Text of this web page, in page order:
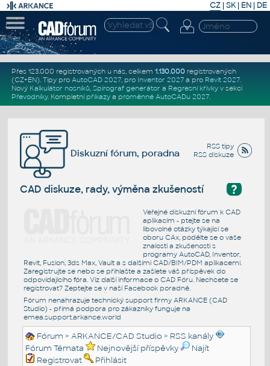
CZ | SK| EN | DE
Přes 123.000 registrovaných u nás, celkem 1.130.000registrovaných
(CZ+EN). Tipy pro AutoCAD 2027, pro Inventor 2027a pro Revit 2027.
Nový Kalkulátor nosníků, Spirograf generátor a Regresní křivkyv sekci
Převodníky. Kompletní příkazya proměnné AutoCADu 2027.
RSS tipy
RSS diskuze
Diskuzní fórum, poradna
?
CAD diskuze, rady, výměna zkušeností
Veřejné diskuzní fórum k CAD
aplikacím - ptejte se na
libovolné otázky týkající se
oboru CAx, podělte se o vaše
znalosti a zkušenosti s
programy AutoCAD, Inventor,
Revit, Fusion, 3ds Max, Vault a s dalšími CAD/BIM/PDM aplikacemi.
Zaregistrujte se nebo se přihlašte a zašlete váš příspěvek do
odpovídajícího fóra. Viz další informace o CAD Fóru. Nechcete se
registrovat? Zeptejte se v naší Facebook poradně.
Fórum nenahrazuje technický support firmy ARKANCE (CAD
Studio) - přímá podpora pro zákazníky funguje na
emea.support.arkance.world
Fórum >ARKANCE/CAD Studio > RSS kanály
Fórum Témata
Nejnovější příspěvky
Najít
Registrovat
Přihlásit